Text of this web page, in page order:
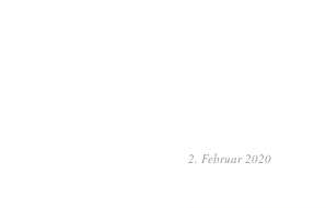
2. Februar 2020